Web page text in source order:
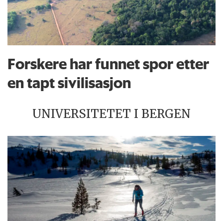
Forskere har funnet spor etter
en tapt sivilisasjon
UNIVERSITETET I BERGEN